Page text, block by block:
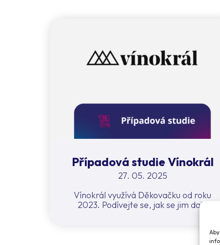
Případová studie Vínokrál
27. 05. 2025
Vínokrál využívá Děkovačku od roku
2023. Podívejte se, jak se jim daří!